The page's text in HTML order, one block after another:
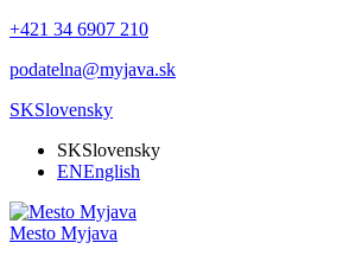
+421 34 6907 210
podatelna@myjava.sk
SKSlovensky
SKSlovensky
ENEnglish
Mesto Myjava